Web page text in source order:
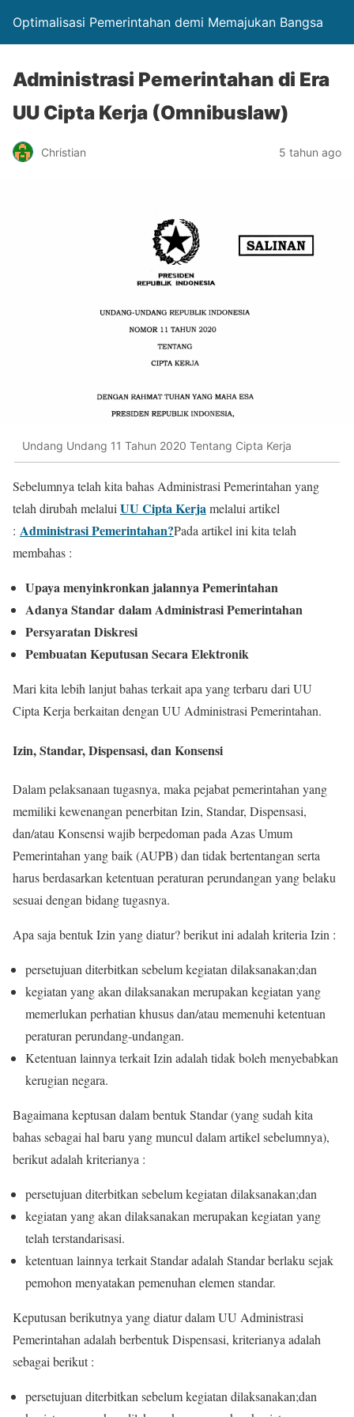
Optimalisasi Pemerintahan demi Memajukan Bangsa
Administrasi Pemerintahan di Era
UU Cipta Kerja (Omnibuslaw)
Christian 5 tahun ago
Undang Undang 11 Tahun 2020 Tentang Cipta Kerja
Sebelumnya telah kita bahas Administrasi Pemerintahan yang
telah dirubah melaluiUU Cipta Kerjamelalui artikel
: Administrasi Pemerintahan?Pada artikel ini kita telah
membahas :
Upaya menyinkronkan jalannya Pemerintahan
Adanya Standar dalam Administrasi Pemerintahan
Persyaratan Diskresi
Pembuatan Keputusan Secara Elektronik
Mari kita lebih lanjut bahas terkait apa yang terbaru dari UU
Cipta Kerja berkaitan dengan UU Administrasi Pemerintahan.
Izin, Standar, Dispensasi, dan Konsensi
Dalam pelaksanaan tugasnya, maka pejabat pemerintahan yang
memiliki kewenangan penerbitan Izin, Standar, Dispensasi,
dan/atau Konsensi wajib berpedoman pada Azas Umum
Pemerintahan yang baik (AUPB) dan tidak bertentangan serta
harus berdasarkan ketentuan peraturan perundangan yang belaku
sesuai dengan bidang tugasnya.
Apa saja bentuk Izin yang diatur? berikut ini adalah kriteria Izin :
persetujuan diterbitkan sebelum kegiatan dilaksanakan;dan
kegiatan yang akan dilaksanakan merupakan kegiatan yang
memerlukan perhatian khusus dan/atau memenuhi ketentuan
peraturan perundang-undangan.
Ketentuan lainnya terkait Izin adalah tidak boleh menyebabkan
kerugian negara.
Bagaimana keptusan dalam bentuk Standar (yang sudah kita
bahas sebagai hal baru yang muncul dalam artikel sebelumnya),
berikut adalah kriterianya :
persetujuan diterbitkan sebelum kegiatan dilaksanakan;dan
kegiatan yang akan dilaksanakan merupakan kegiatan yang
telah terstandarisasi.
ketentuan lainnya terkait Standar adalah Standar berlaku sejak
pemohon menyatakan pemenuhan elemen standar.
Keputusan berikutnya yang diatur dalam UU Administrasi
Pemerintahan adalah berbentuk Dispensasi, kriterianya adalah
sebagai berikut :
persetujuan diterbitkan sebelum kegiatan dilaksanakan;dan